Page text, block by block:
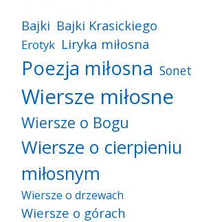
Bajki Bajki Krasickiego
Erotyk Liryka miłosna
Poezja miłosna Sonet
Wiersze miłosne
Wiersze o Bogu
Wiersze o cierpieniu
miłosnym
Wiersze o drzewach
Wiersze o górach